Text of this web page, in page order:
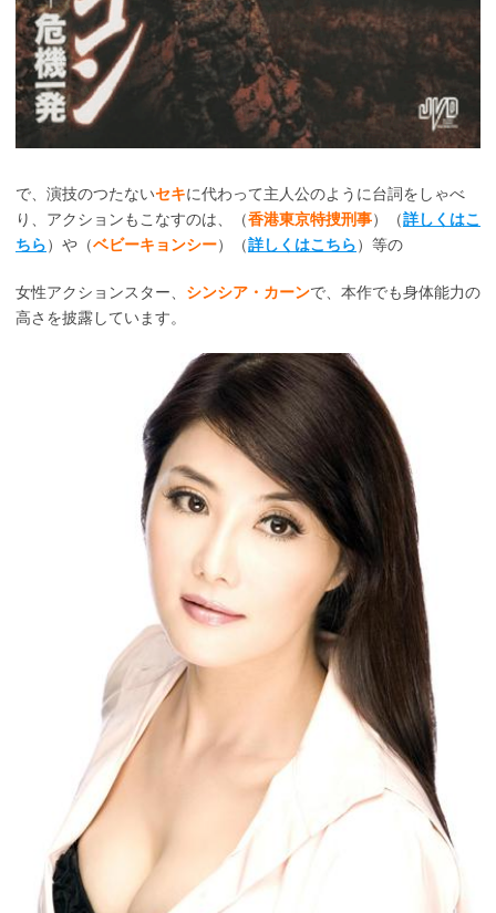
で、演技のつたないセキに代わって主人公のように台詞をしゃべ
り、アクションもこなすのは、（香港東京特捜刑事）（詳しくはこ
ちら）や（ベビーキョンシー）（詳しくはこちら）等の
女性アクションスター、 シンシア・カーンで、本作でも身体能力の
高さを披露しています。